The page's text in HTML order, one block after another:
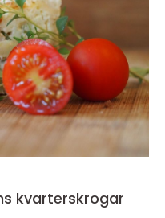
kvarterskrogar